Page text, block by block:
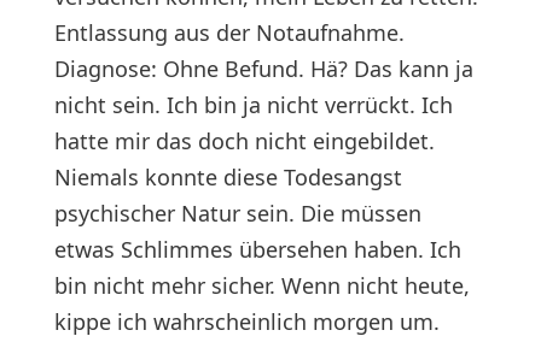
Entlassung aus der Notaufnahme.
Diagnose: Ohne Befund. Hä? Das kann ja
nicht sein. Ich bin ja nicht verrückt. Ich
hatte mir das doch nicht eingebildet.
Niemals konnte diese Todesangst
psychischer Natur sein. Die müssen
etwas Schlimmes übersehen haben. Ich
bin nicht mehr sicher. Wenn nicht heute,
kippe ich wahrscheinlich morgen um.